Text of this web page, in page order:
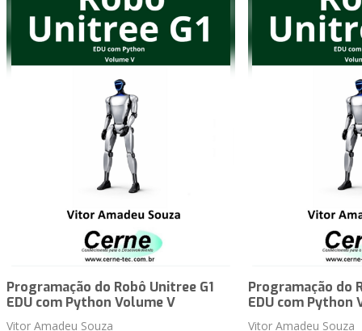
Programação do Robô Unitree G1
EDU com Python Volume V
Vitor Amadeu Souza
Programação do
EDU com Python
Vitor Amadeu Souza